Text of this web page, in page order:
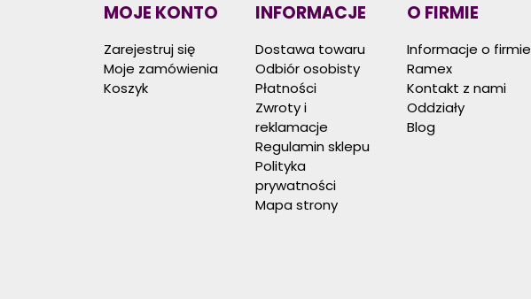
MOJE KONTO
Zarejestruj się
Moje zamówienia
Koszyk
INFORMACJE
Dostawa towaru
Odbiór osobisty
Płatności
Zwroty i
reklamacje
Regulamin sklepu
Polityka
prywatności
Mapa strony
O FIRMIE
Informacje o firmie
Ramex
Kontakt z nami
Oddziały
Blog